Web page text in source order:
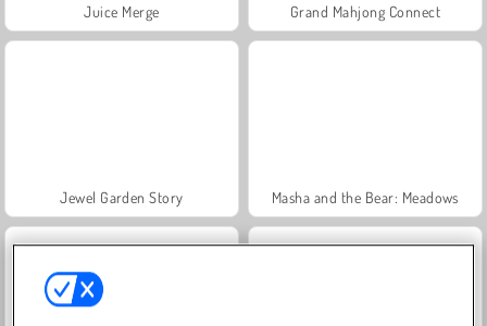
Juice Merge Grand Mahjong Connect
Jewel Garden Story Masha and the Bear: Meadows